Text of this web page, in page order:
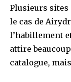
Plusieurs sites
le cas de
l’habillement
attire
catalogue,